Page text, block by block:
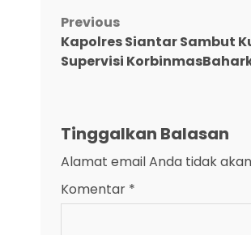
Post
navigation
Previous
Kapolres Siantar Sambut
Supervisi
Tinggalkan Balasan
Alamat email Anda tidak
Komentar *